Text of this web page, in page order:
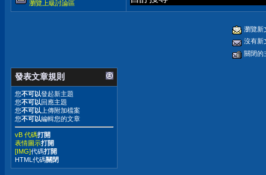
瀏覽上級討論區
瀏覽新
沒有新
關閉的
發表文章規則
您不可以發起新主題
您不可以回應主題
您不可以 上傳附加檔案
您不可以編輯您的文章
vB 代碼打開
表情圖示打開
[IMG]代碼打開
HTML代碼關閉